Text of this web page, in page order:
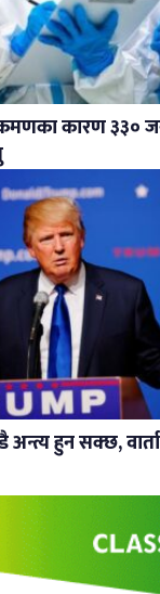
कारण ३३०
अन्त्य हुन सक्छ,